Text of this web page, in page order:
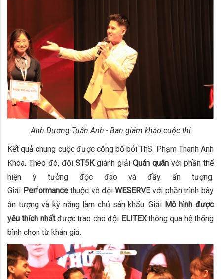
Anh Dương Tuấn Anh - Ban giám khảo cuộc thi
Kết quả chung cuộc được công bố bởi ThS. Phạm Thanh Anh
Khoa. Theo đó, đội ST5Kgiành giải Quán quân với phần thể
hiện ý tưởng độc đáo và đầy ấn tượng.
Giải Performancethuộc về độiWESERVEvới phần trình bày
ấn tượng và kỹ năng làm chủ sân khấu. Giải Mô hình được
yêu thích nhấtđược trao cho đội ELITEXthông qua hệ thống
bình chọn từ khán giả.